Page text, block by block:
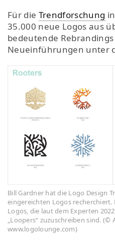
Für die Trendforschung
35.000 neue Logos aus
bedeutende
Neueinführungen unter
Bill Gardner hat die Logo Design
eingereichten Logos
Logos, die laut dem Experten
„Loopers“ zuzuschreiben sind.
www.logolounge.com)